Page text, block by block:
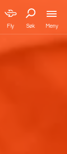
Fly Søk Meny